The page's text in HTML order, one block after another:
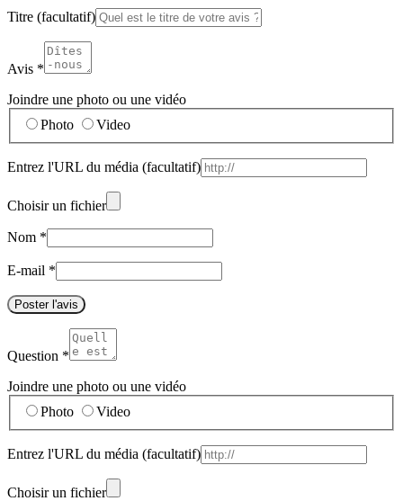
Titre (facultatif)
Avis *
Joindre une photo ou une vidéo
Photo
Video
Entrez l'URL du média (facultatif)
Choisir un fichier
Nom *
E-mail *
Poster l'avis
Question *
Joindre une photo ou une vidéo
Photo
Video
Entrez l'URL du média (facultatif)
Choisir un fichier